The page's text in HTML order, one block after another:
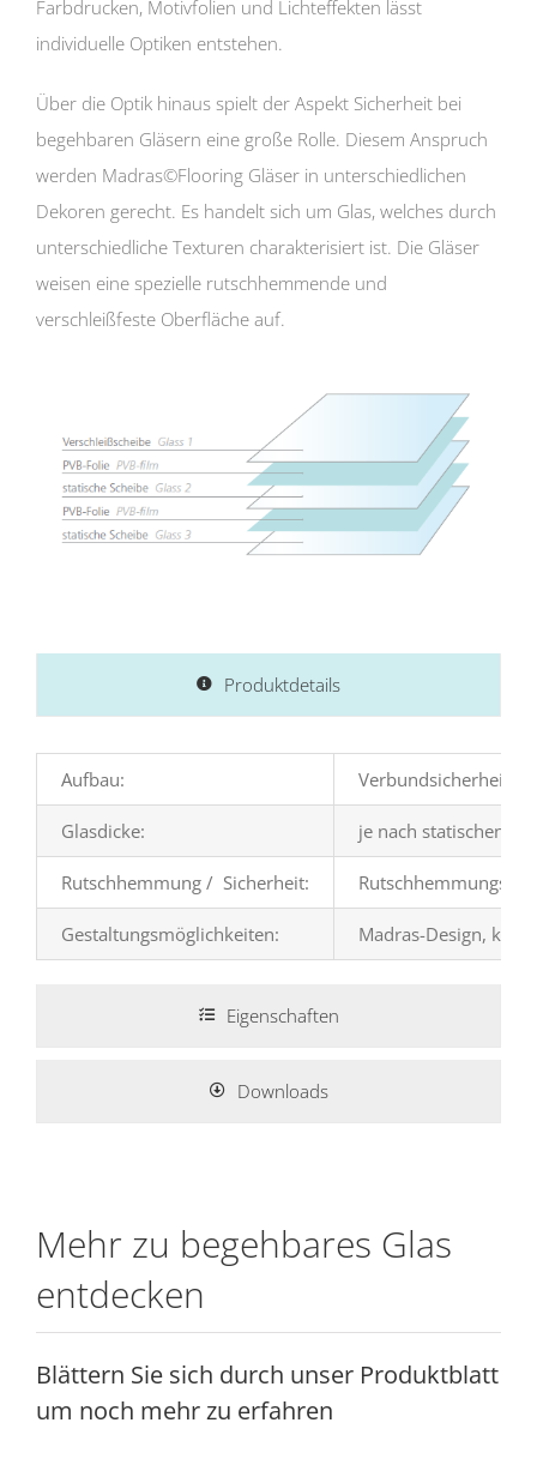
Farbdrucken, Motivfolien und Lichteffekten lässt
individuelle Optiken entstehen.
Über die Optik hinaus spielt der Aspekt Sicherheit bei
begehbaren Gläsern eine große Rolle. Diesem Anspruch
werden Madras©Flooring Gläser in unterschiedlichen
Dekoren gerecht. Es handelt sich um Glas, welches durch
unterschiedliche Texturen charakterisiert ist. Die Gläser
weisen eine spezielle rutschhemmende und
verschleißfeste Oberfläche auf.
Produktdetails
Aufbau:
Glasdicke: je nach statischen
Rutschhemmung / Sicherheit:
Gestaltungsmöglichkeiten: Madras-Design,
Eigenschaften
Downloads
Mehr zu begehbares Glas
entdecken
Blättern Sie sich durch unser Produktblatt
um noch mehr zu erfahren